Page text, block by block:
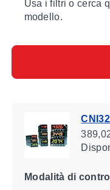
Usa i filtri o cerca
modello.
Modalità di